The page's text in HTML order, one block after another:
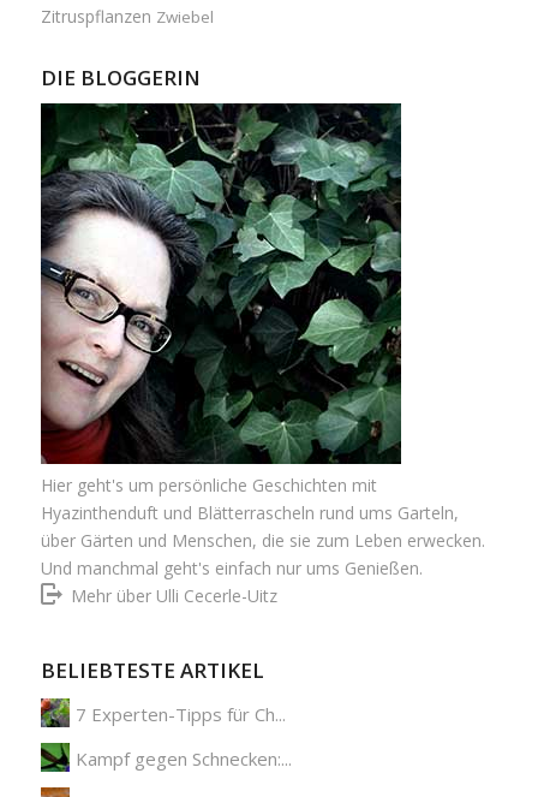
Zitruspflanzen Zwiebel
DIE BLOGGERIN
Hier geht's um persönliche Geschichten mit
Hyazinthenduft und Blätterrascheln rund ums Garteln,
über Gärten und Menschen, die sie zum Leben erwecken.
Und manchmal geht's einfach nur ums Genießen.
Mehr über Ulli Cecerle-Uitz
BELIEBTESTE ARTIKEL
7 Experten-Tipps für Ch...
Kampf gegen Schnecken:...